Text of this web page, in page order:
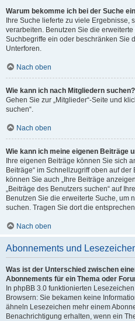
Warum bekomme ich bei der Suche
Ihre Suche lieferte zu viele Ergebnisse,
verarbeiten. Benutzen Sie die
Suchbegriffe ein oder beschränken Sie
Unterforen.
Nach oben
Wie kann ich nach Mitgliedern suchen?
Gehen Sie zur „Mitglieder“-Seite und
suchen“.
Nach oben
Wie kann ich meine eigenen Beiträge
Ihre eigenen Beiträge können Sie sich
Beiträge“ im Schnellzugriff oben auf
können Sie auch „Ihre Beiträge
„Beiträge des Benutzers suchen“ auf
Benutzen Sie die erweiterte Suche, um
suchen. Tragen Sie dort die
Nach oben
Abonnements und
Was ist der Unterschied zwischen
Abonnements für ein Thema oder
In phpBB 3.0 funktionierten
Browsern: Sie bekamen keine
ähneln Lesezeichen mehr einem
Benachrichtigung erhalten, wenn ein